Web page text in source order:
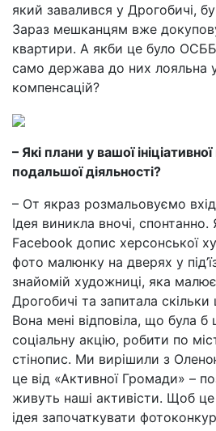
який завалився у Дрогобичі,
Зараз мешканцям вже
квартири. А якби це було
само держава до них лояльна
компенсацій?
– Які плани у вашої
подальшої діяльності?
– От якраз розмальовуємо
Ідея виникла вночі,
Facebook допис херсонської
фото малюнку на дверях у
знайомій художниці, яка
Дрогобичі та запитала
Вона мені відповіла, що була
соціальну акцію, робити по
стінопис. Ми вирішили з
це від «Активної Громади» –
живуть наші активісти. Щоб
ідея започаткувати